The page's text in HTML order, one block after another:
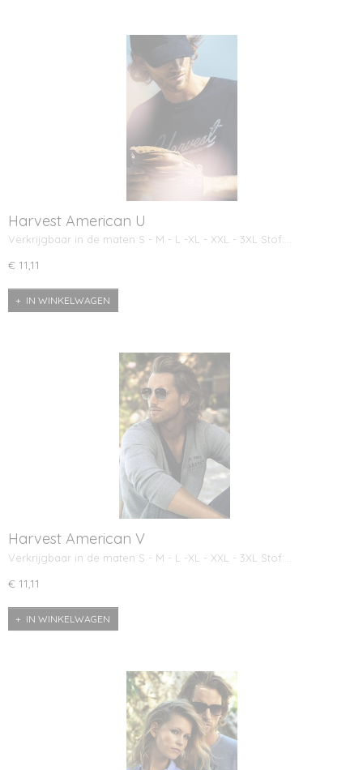
Harvest American U
Verkrijgbaar in de maten S - M - L -XL - XXL - 3XL Stof:…
€ 11,11
IN WINKELWAGEN
Harvest American V
Verkrijgbaar in de maten S - M - L -XL - XXL - 3XL Stof:…
€ 11,11
IN WINKELWAGEN